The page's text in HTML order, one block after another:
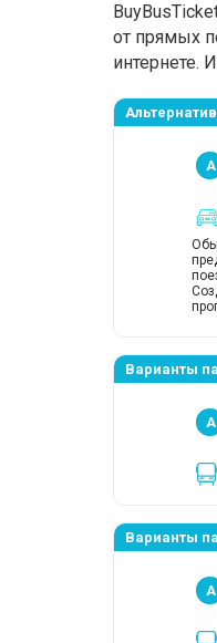
от прямых
интернете.
A
Варианты
A
Варианты
A